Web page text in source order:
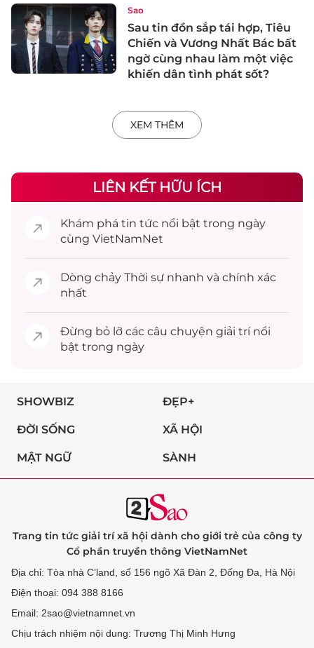
Sao
Sau tin đồn sắp tái hợp, Tiêu
Chiến và Vương Nhất Bác bất
ngờ cùng nhau làm một việc
khiến dân tình phát sốt?
XEM THÊM
LIÊN KẾT HỮU ÍCH
Khám phá tin tức nổi bật trong ngày
cùng VietNamNet
Dòng chảy Thời sự nhanh và chính xác
nhất
Đừng bỏ lỡ các câu chuyện giải trínổi
bật trong ngày
SHOWBIZ ĐẸP+
ĐỜI SỐNG XÃ HỘI
MẬT NGỮ SÀNH
Trang tin tức giải trí xã hội dành cho giới trẻ của công ty
Cổ phần truyền thông VietNamNet
Địa chỉ: Tòa nhà C’land, số 156 ngõ Xã Đàn 2, Đống Đa, Hà Nội
Điện thoại: 094 388 8166
Email: 2sao@vietnamnet.vn
Chịu trách nhiệm nội dung: Trương Thị Minh Hưng